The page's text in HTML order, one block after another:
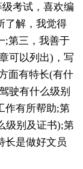
考试，喜欢编
了解，我觉得
;第三，我善于
可以列出)，写
面有特长(有什
驶有什么级别
作有所帮助;第
级别及证书);第
长是做好文员